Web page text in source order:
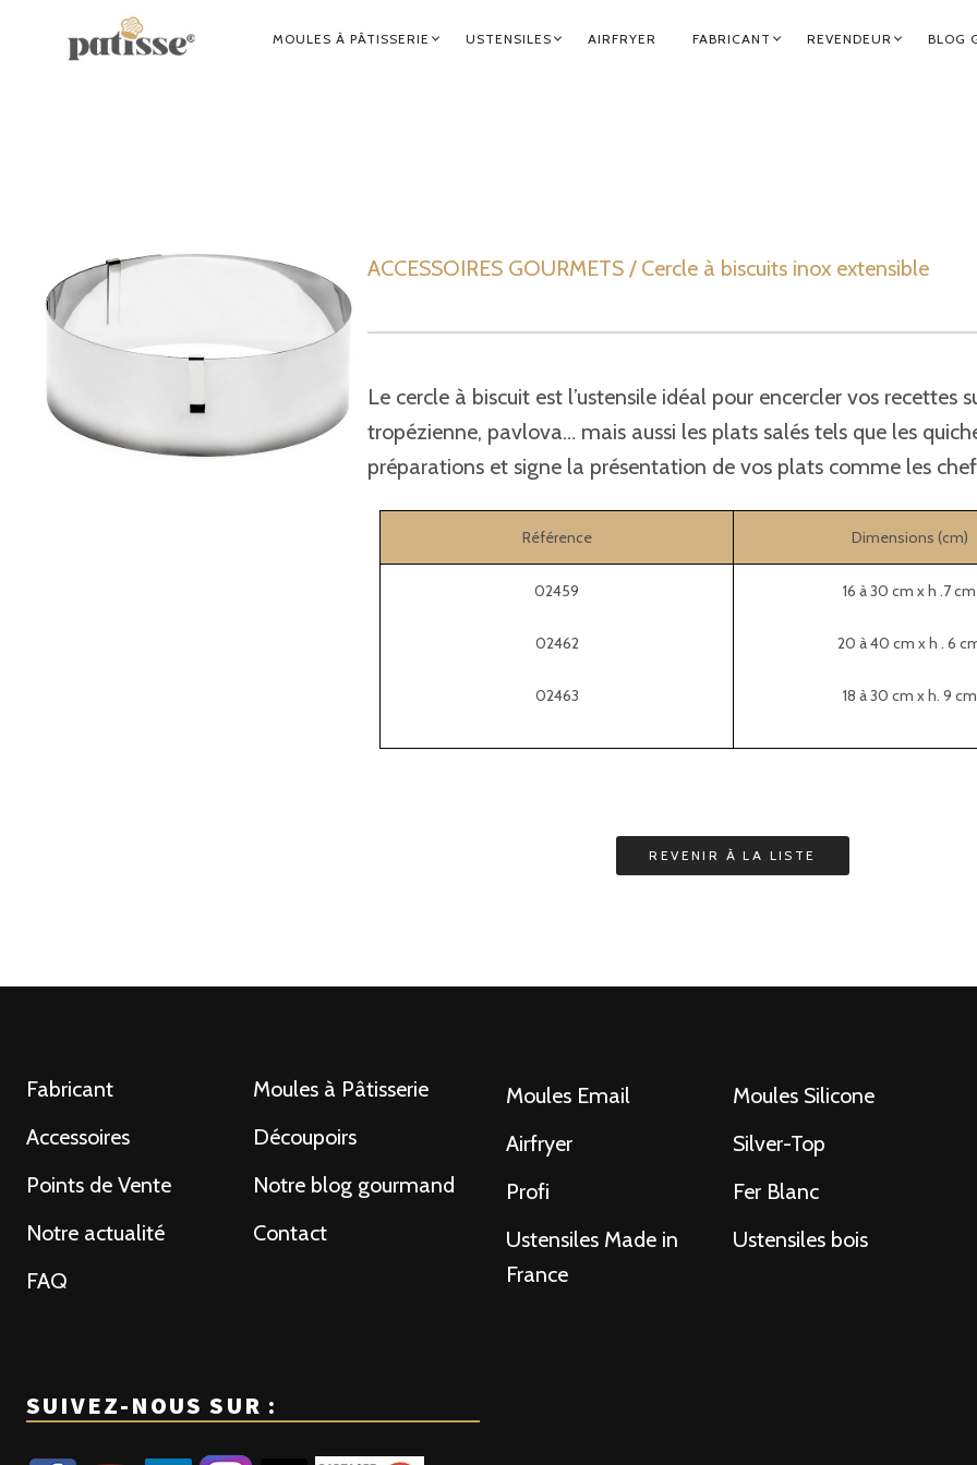
NAVIGATION
MOULES À PÂTISSERIE USTENSILES AIRFRYER FABRICANT REVENDEUR BLOG
ACCESSOIRES GOURMETS / Cercle à biscuits inox extensible
Le cercle à biscuit est l’ustensile idéal pour encercler vos recettes
tropézienne, pavlova… mais aussi les plats salés tels que les
préparations et signe la présentation de vos plats comme les
Référence Dimensions (cm)
02459
02462
02463
16 à 30 cm x h .7 cm
20 à 40 cm x h . 6
18 à 30 cm x h. 9 cm
Fabricant
Moules à Pâtisserie
Accessoires
Découpoirs
Points de Vente
Notre blog gourmand
Notre actualité
Contact
FAQ
Moules Email
Moules Silicone
Airfryer
Silver-Top
Profi
Fer Blanc
Ustensiles Made in
France
Ustensiles bois
SUIVEZ-NOUS SUR :